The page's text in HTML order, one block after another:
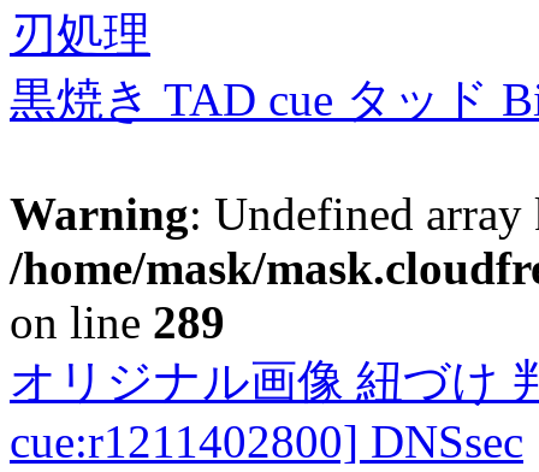
刃処理
黒焼き TAD cue タッド
Warning: Undefined
/home/mask/
on line 289
オリジナル画像 紐づけ
cue:r1211402800] DNSsec